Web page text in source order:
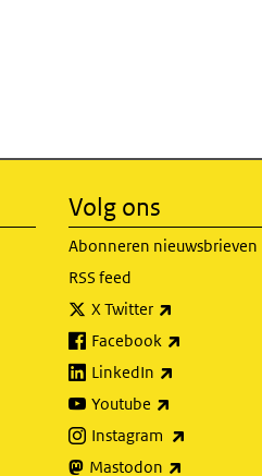
Volg ons
Abonneren nieuwsbrieven
RSS feed
X Twitter
Facebook
LinkedIn
Youtube
Instagram
Mastodon